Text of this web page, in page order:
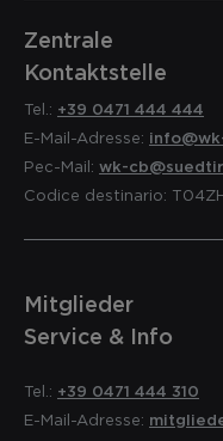
Zentrale
Kontaktstelle
Tel.: +39 0471 444 444
E-Mail-Adresse:
Pec-Mail: wk-
Codice destinario:
Mitglieder
Service & Info
Tel.: +39 0471 444 310
E-Mail-Adresse: